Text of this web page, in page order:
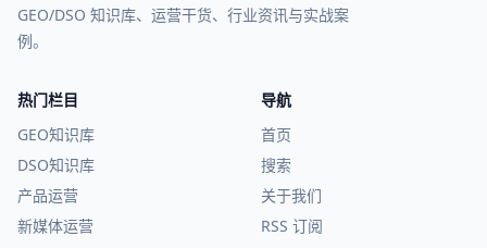
GEO/DSO 知识库、运营干货、行业资讯与实战案
例。
热门栏目
GEO知识库
DSO知识库
产品运营
新媒体运营
导航
首页
搜索
关于我们
RSS 订阅